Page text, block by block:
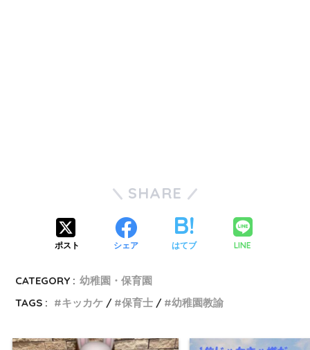
SHARE
ポスト シェア はてブ LINE
CATEGORY : 幼稚園・保育園
TAGS :
キッカケ 保育士 幼稚園教諭